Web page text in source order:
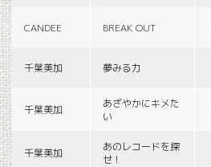
CANDEE BREAK OUT
千葉美加 夢みる力
千葉美加
あざやかにキメた
い
千葉美加
あのレコードを探
せ！